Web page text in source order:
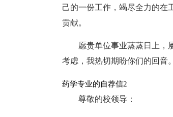
己的一份工作，竭尽全力的在
贡献。
愿贵单位事业蒸蒸日上，
考虑，我热切期盼你们的回音。
药学专业的自荐信2
尊敬的校领导：